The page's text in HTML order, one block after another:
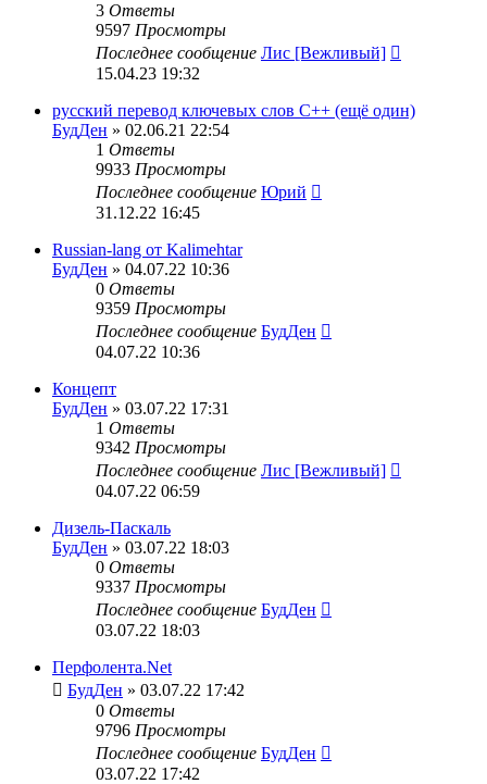
3 Ответы
9597 Просмотры
Последнее сообщение Лис [Вежливый]
15.04.23 19:32
русский перевод ключевых слов C++ (ещё один)
БудДен » 02.06.21 22:54
1 Ответы
9933 Просмотры
Последнее сообщение Юрий
31.12.22 16:45
Russian-lang от Kalimehtar
БудДен » 04.07.22 10:36
0 Ответы
9359 Просмотры
Последнее сообщение БудДен
04.07.22 10:36
Концепт
БудДен » 03.07.22 17:31
1 Ответы
9342 Просмотры
Последнее сообщение Лис [Вежливый]
04.07.22 06:59
Дизель-Паскаль
БудДен » 03.07.22 18:03
0 Ответы
9337 Просмотры
Последнее сообщение БудДен
03.07.22 18:03
Перфолента.Net
БудДен » 03.07.22 17:42
0 Ответы
9796 Просмотры
Последнее сообщение БудДен
03.07.22 17:42